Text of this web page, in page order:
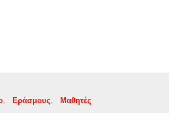
Εράσμους Μαθητές